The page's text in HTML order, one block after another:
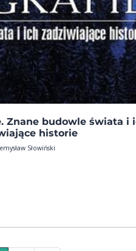
Znane budowle świata i
historie
Słowiński